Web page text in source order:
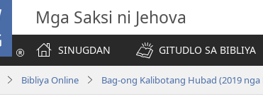
Mga Saksi ni Jehova
SINUGDAN
GITUDLO SA BIBLIYA
Bibliya Online Bag-ong Kalibotang Hubad (2019 nga